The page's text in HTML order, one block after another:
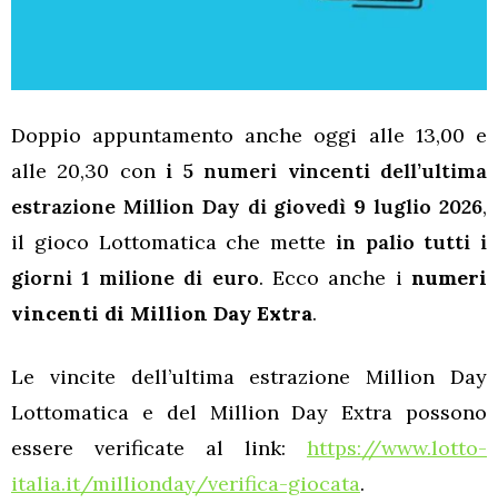
Doppio appuntamento anche oggi alle 13,00 e
alle 20,30 con i 5 numeri vincenti dell’ultima
estrazione Million Day di giovedì 9 luglio 2026,
il gioco Lottomatica che mette in palio tutti i
giorni 1 milione di euro. Ecco anche i numeri
vincenti di Million Day Extra.
Le vincite dell’ultima estrazione Million Day
Lottomatica e del Million Day Extra possono
essere verificate al link: https://www.lotto-
italia.it/millionday/verifica-giocata.